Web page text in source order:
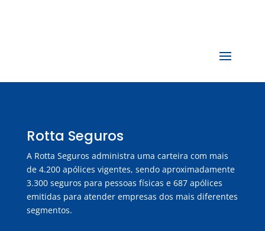
Rotta Seguros
A Rotta Seguros administra uma carteira com mais
de 4.200 apólices vigentes, sendo aproximadamente
3.300 seguros para pessoas físicas e 687 apólices
emitidas para atender empresas dos mais diferentes
segmentos.